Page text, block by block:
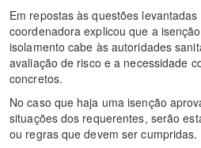
Em repostas às questões
coordenadora explicou que a
isolamento cabe às autoridades
avaliação de risco e a necessidade
concretos.
No caso que haja uma isenção
situações dos requerentes, serão
ou regras que devem ser cumpridas.